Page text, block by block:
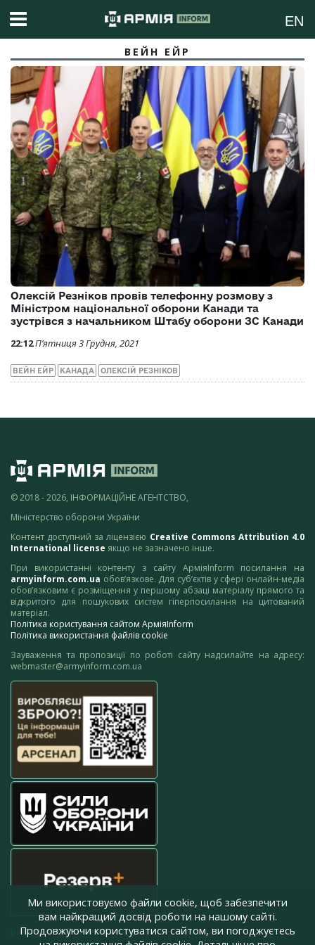
EN
ВЕЙН ЕЙР
Олексій Резніков провів телефонну розмову з
Міністром національної оборони Канади та
зустрівся з начальником Штабу оборони ЗС Канади
22:12П’ятниця 3 Грудня, 2021
ВЕЙН ЕЙР КАНАДА ОЛЕКСІЙ РЕЗНІКОВ
© 2018 - 2026, ІНФОРМАЦІЙНЕ АГЕНТСТВО,
Міністерство оборони України
Контент доступний за ліцензією Creative Commons Attribution 4.0
International license якщо не зазначено інше.
При використанні контенту з сайту АрміяInform посилання на
armyinform.com.ua обов’язкове. Для суб’єктів у сфері онлайн-медіа
обов’язковим є розміщення у першому абзаці матеріалу прямого та
відкритого для пошукових систем гіперпосилання на цитований
матеріал.
Політика користування сайтом АрміяInform
Політика використання файлів cookie
Зауваження та пропозиції по роботі сайту надсилайте на адресу:
webmaster@armyinform.com.ua
press@armyinform.com.ua
Ми використовуємо файли cookie, щоб забезпечити
вам найкращий досвід роботи на нашому сайті.
Продовжуючи користуватися сайтом, ви погоджуєтесь